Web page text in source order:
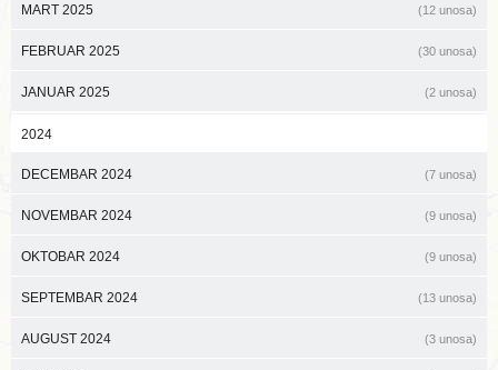
MART 2025 (12 unosa)
FEBRUAR 2025 (30 unosa)
JANUAR 2025 (2 unosa)
2024
DECEMBAR 2024 (7 unosa)
NOVEMBAR 2024 (9 unosa)
OKTOBAR 2024 (9 unosa)
SEPTEMBAR 2024 (13 unosa)
AUGUST 2024 (3 unosa)